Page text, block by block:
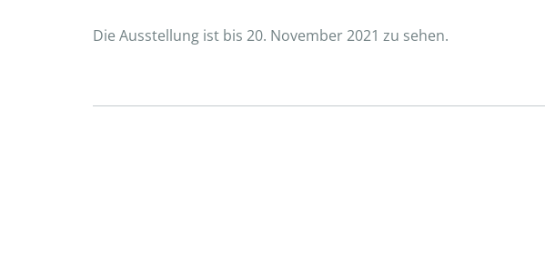
Die Ausstellung ist bis 20. November 2021 zu sehen.